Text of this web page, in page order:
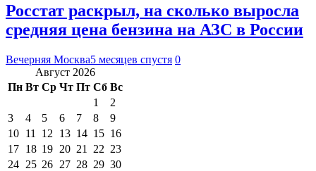
Росстат раскрыл, на сколько выросла
средняя цена бензина на АЗС в России
Вечерняя Москва5 месяцев спустя 0
Август 2026
Пн Вт Ср Чт Пт Сб Вс
1
2
3
4 5 6 7 8
9
10 11 12 13 14 15 16
17 18 19 20 21 22 23
24 25 26 27 28 29 30